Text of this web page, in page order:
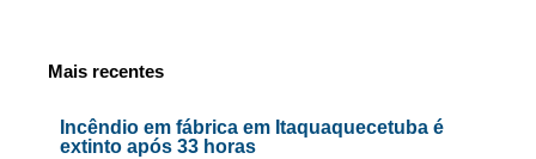
Mais recentes
Incêndio em fábrica em Itaquaquecetuba é
extinto após 33 horas